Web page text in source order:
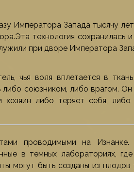
Императора Запада тысячу
технология сохранилась
при дворе Императора
чья воля вплетается в ткань
союзником, либо врагом.
либо теряет себя, либо
проводимыми на Изнанке.
в темных лабораториях, где
могут быть созданы из